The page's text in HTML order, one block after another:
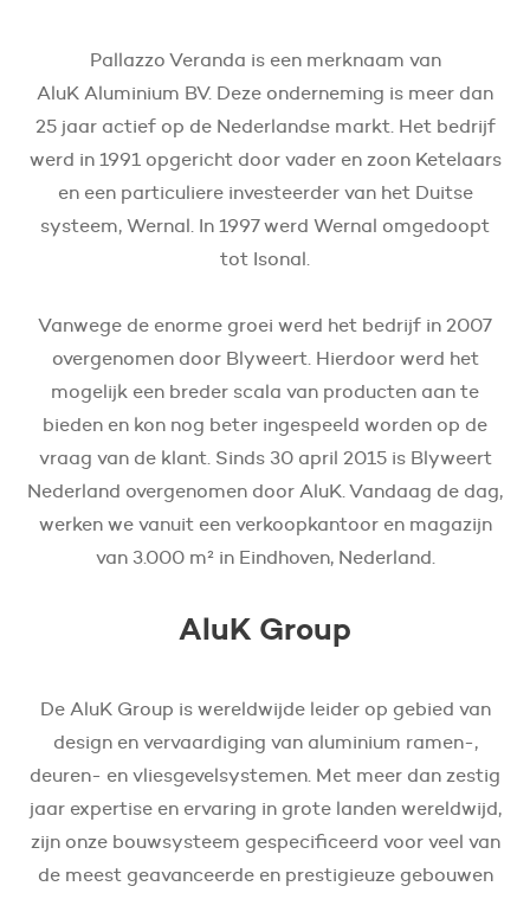
Pallazzo Veranda is een merknaam van
AluK Aluminium BV. Deze onderneming is meer dan
25 jaar actief op de Nederlandse markt. Het bedrijf
werd in 1991 opgericht door vader en zoon Ketelaars
en een particuliere investeerder van het Duitse
systeem, Wernal. In 1997 werd Wernal omgedoopt
tot Isonal.
Vanwege de enorme groei werd het bedrijf in 2007
overgenomen door Blyweert. Hierdoor werd het
mogelijk een breder scala van producten aan te
bieden en kon nog beter ingespeeld worden op de
vraag van de klant. Sinds 30 april 2015 is Blyweert
Nederland overgenomen door AluK. Vandaag de dag,
werken we vanuit een verkoopkantoor en magazijn
van 3.000 m² in Eindhoven, Nederland.
AluK Group
De AluK Group is wereldwijde leider op gebied van
design en vervaardiging van aluminium ramen-,
deuren- en vliesgevelsystemen. Met meer dan zestig
jaar expertise en ervaring in grote landen wereldwijd,
zijn onze bouwsysteem gespecificeerd voor veel van
de meest geavanceerde en prestigieuze gebouwen